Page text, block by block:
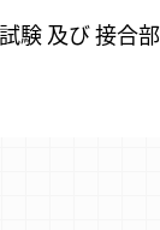
及び 接合